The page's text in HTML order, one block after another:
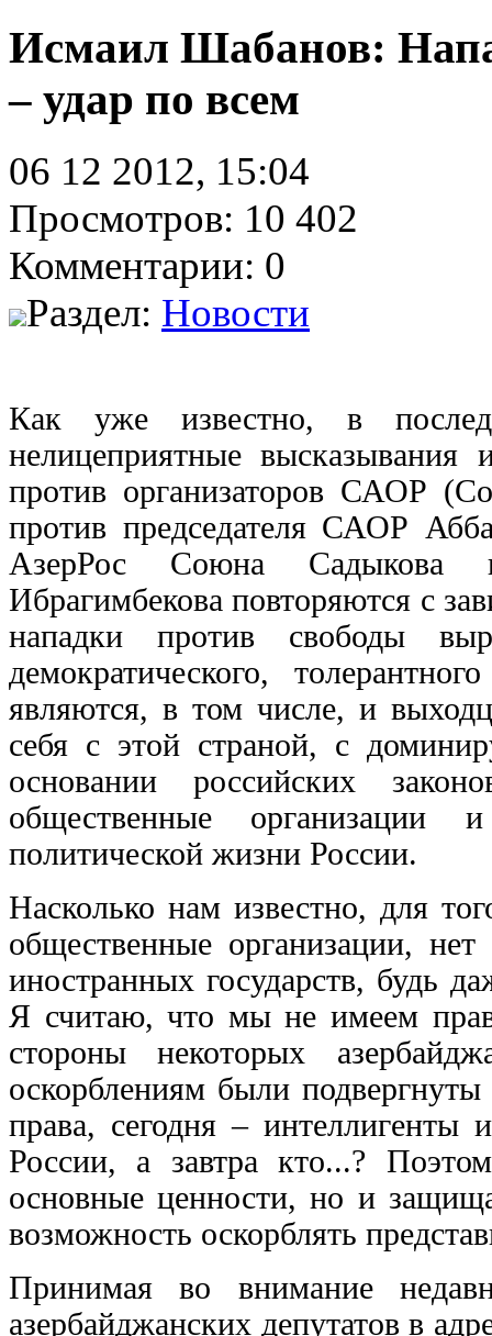
Исмаил Шабанов:
– удар по всем
06 12 2012, 15:04
Просмотров: 10 402
Комментарии: 0
Раздел: Новости
Как уже известно, в
нелицеприятные высказывания
против организаторов САОР
против председателя САОР
АзерРос Союна Садыкова и
Ибрагимбекова повторяются с
нападки против свободы
демократического,
являются, в том числе, и
себя с этой страной, с
основании российских
общественные
политической жизни России.
Насколько нам известно, для
общественные организации, нет
иностранных государств, будь
Я считаю, что мы не имеем
стороны некоторых
оскорблениям были
права, сегодня –
России, а завтра кто...?
основные ценности, но и
возможность оскорблять
Принимая во внимание
азербайджанских депутатов в